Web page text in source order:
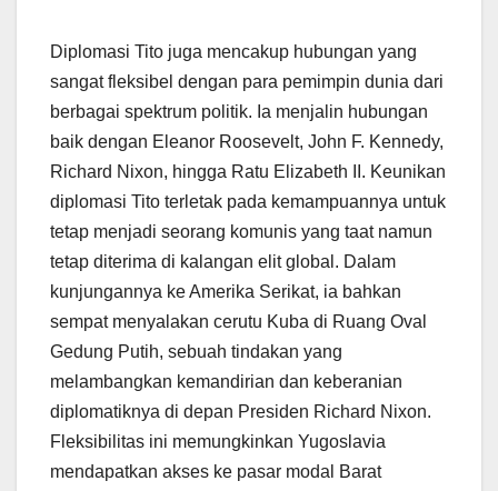
Diplomasi Tito juga mencakup hubungan yang
sangat fleksibel dengan para pemimpin dunia dari
berbagai spektrum politik. Ia menjalin hubungan
baik dengan Eleanor Roosevelt, John F. Kennedy,
Richard Nixon, hingga Ratu Elizabeth II. Keunikan
diplomasi Tito terletak pada kemampuannya untuk
tetap menjadi seorang komunis yang taat namun
tetap diterima di kalangan elit global. Dalam
kunjungannya ke Amerika Serikat, ia bahkan
sempat menyalakan cerutu Kuba di Ruang Oval
Gedung Putih, sebuah tindakan yang
melambangkan kemandirian dan keberanian
diplomatiknya di depan Presiden Richard Nixon.
Fleksibilitas ini memungkinkan Yugoslavia
mendapatkan akses ke pasar modal Barat